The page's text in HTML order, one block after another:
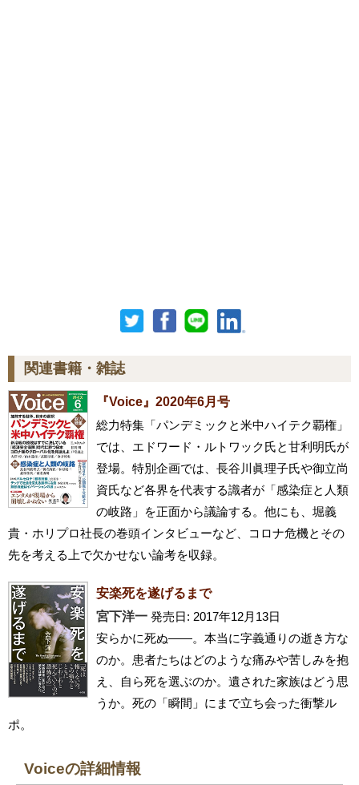
関連書籍・雑誌
『Voice』2020年6月号
総力特集「パンデミックと米中ハイテク覇権」
では、エドワード・ルトワック氏と甘利明氏が
登場。特別企画では、長谷川眞理子氏や御立尚
資氏など各界を代表する識者が「感染症と人類
の岐路」を正面から議論する。他にも、堀義
貴・ホリプロ社長の巻頭インタビューなど、コロナ危機とその
先を考える上で欠かせない論考を収録。
安楽死を遂げるまで
宮下洋一 発売日: 2017年12月13日
安らかに死ぬ――。本当に字義通りの逝き方な
のか。患者たちはどのような痛みや苦しみを抱
え、自ら死を選ぶのか。遺された家族はどう思
うか。死の「瞬間」にまで立ち会った衝撃ル
ポ。
Voiceの詳細情報